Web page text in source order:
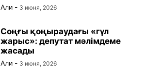
Али - 3 июня, 2026
Соңғы қоңыраудағы «гүл
жарыс»: депутат мәлімдеме
жасады
Али - 3 июня, 2026